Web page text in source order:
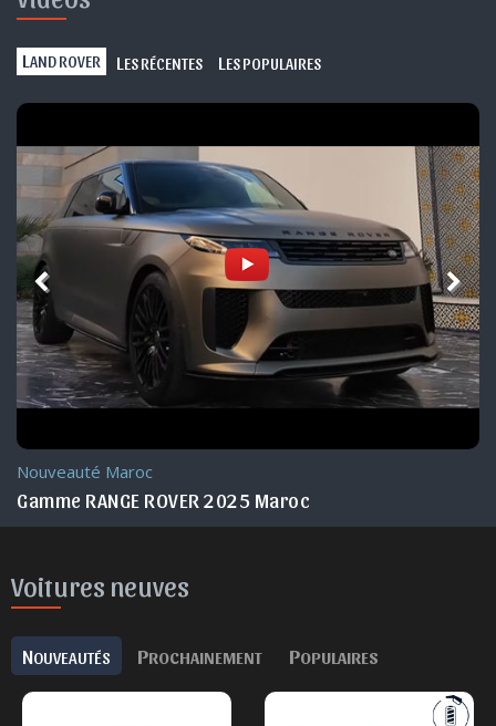
L AND ROVER L ES RÉCENTES L ES POPULAIRES
Nouveauté Maroc
Gamme RANGE ROVER 2025 Maroc
Voitures neuves
NOUVEAUTÉS PROCHAINEMENT POPULAIRES